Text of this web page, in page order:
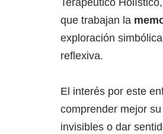
Terapéutico
que trabajan la
exploración simbólica
reflexiva.
El interés por este
comprender mejor
invisibles o dar